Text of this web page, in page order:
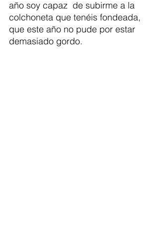
año soy capaz  de subirme a la
colchoneta que tenéis fondeada,
que este año no pude por estar
demasiado gordo.